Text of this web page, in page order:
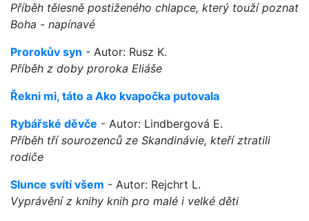
Příběh tělesně postiženého chlapce, který touží poznat
Boha - napínavé
Prorokův syn - Autor: Rusz K.
Příběh z doby proroka Eliáše
Řekni mi, táto a Ako kvapočka putovala
Rybářské děvče - Autor: Lindbergová E.
Příběh tří sourozenců ze Skandinávie, kteří ztratili
rodiče
Slunce svítí všem - Autor: Rejchrt L.
Vyprávění z knihy knih pro malé i velké děti